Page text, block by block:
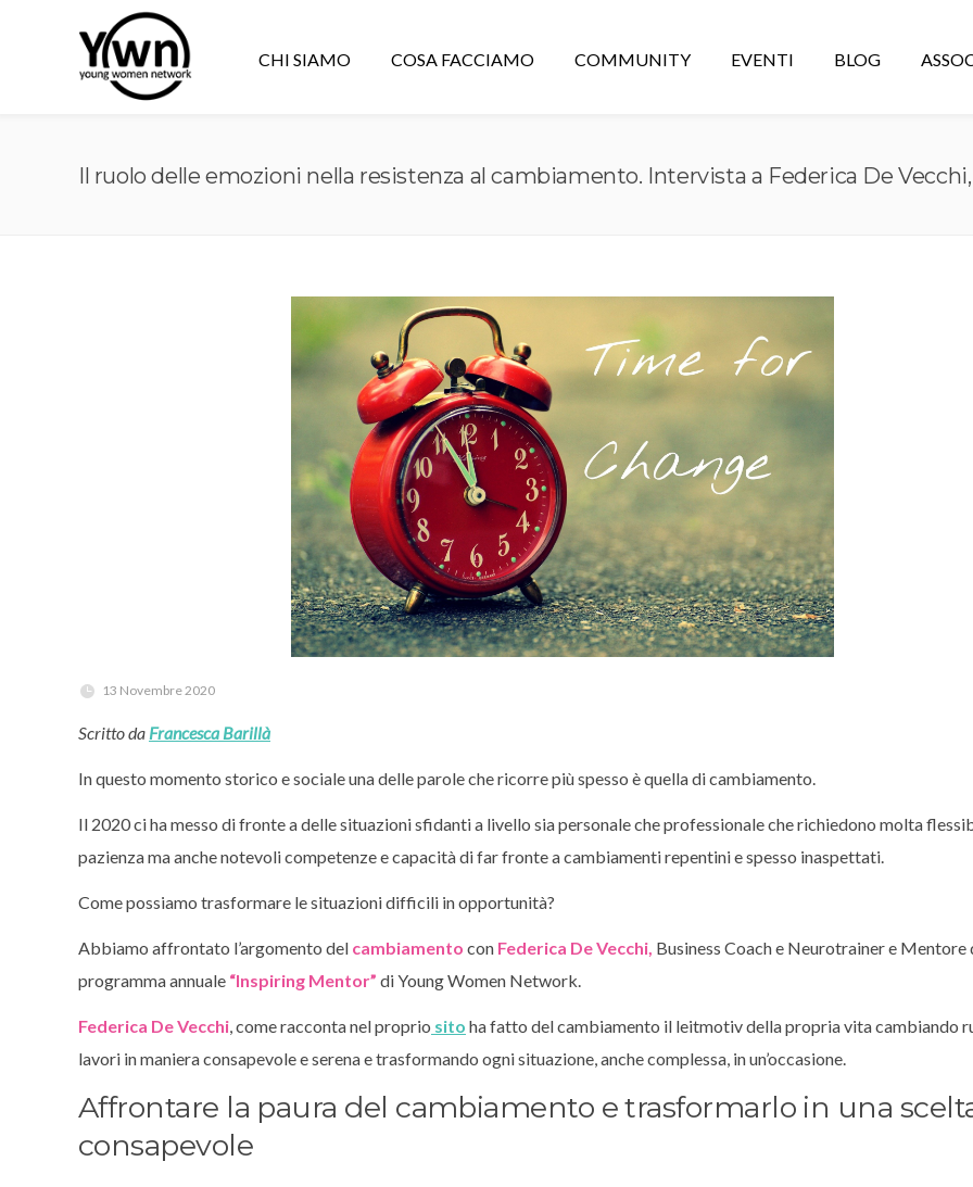
CHI SIAMO COSA FACCIAMO COMMUNITY EVENTI BLOG
Il ruolo delle emozioni nella resistenza al cambiamento. Intervista a Federica De
13 Novembre 2020
Scritto da Francesca Barillà
In questo momento storico e sociale una delle parole che ricorre più spesso è quella di cambiamento.
Il 2020 ci ha messo di fronte a delle situazioni sfidanti a livello sia personale che professionale che richiedono molta
pazienza ma anche notevoli competenze e capacità di far fronte a cambiamenti repentini e spesso inaspettati.
Come possiamo trasformare le situazioni difficili in opportunità?
Abbiamo affrontato l’argomento del cambiamento con Federica De Vecchi, Business Coach e Neurotrainer e Mentore
programma annuale “Inspiring Mentor” di Young Women Network.
Federica De Vecchi, come racconta nel proprio sito ha fatto del cambiamento il leitmotiv della propria vita cambiando
lavori in maniera consapevole e serena e trasformando ogni situazione, anche complessa, in un’occasione.
Affrontare la paura del cambiamento e trasformarlo in una
consapevole